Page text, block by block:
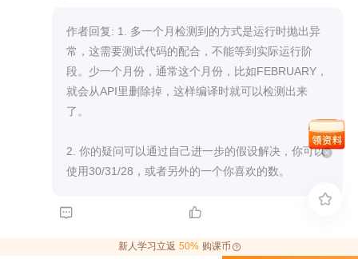
变？它的计算方式是按照31、30天，还是按照2月
份，又或者是一个崭新的计算方式？这一块我确实
不知道该如何在代码中实现，求老师指点。
作者回复: 1. 多一个月检测到的方式是运行时抛出异
常，这需要测试代码的配合，不能等到实际运行阶
段。少一个月份，通常这个月份，比如FEBRUARY，
就会从API里删除掉，这样编译时就可以检测出来
了。
2. 你的疑问可以通过自己进一步的假设解决，你可以
使用30/31/28，或者另外的一个你喜欢的数。
 
新人学习立返 50% 购课币
